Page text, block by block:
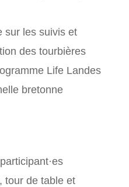
sur les suivis et
des tourbières
Life Landes
bretonne
tour de table et